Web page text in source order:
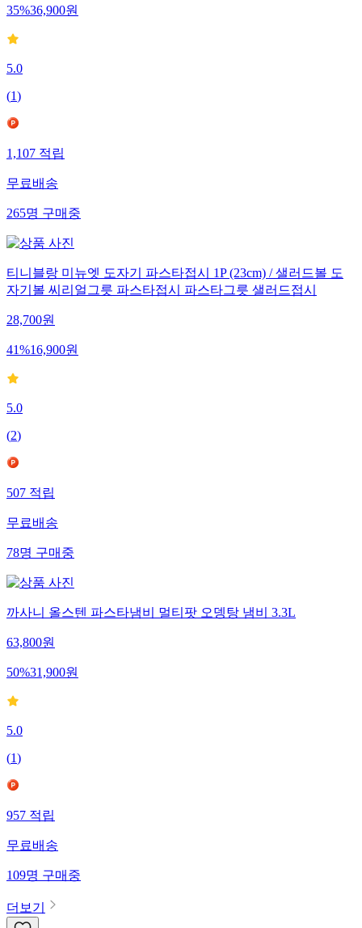
35%36,900원
5.0
(1)
1,107적립
무료배송
265명구매중
티니블랑 미뉴엣 도자기 파스타접시 1P (23cm) / 샐러드볼 도
자기볼 씨리얼그릇 파스타접시 파스타그릇 샐러드접시
28,700원
41%16,900원
5.0
(2)
507적립
무료배송
78명구매중
까사니 올스텐 파스타냄비 멀티팟 오뎅탕 냄비 3.3L
63,800원
50%31,900원
5.0
(1)
957적립
무료배송
109명구매중
더보기